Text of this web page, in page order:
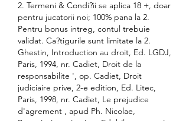
2. Termeni & Condi?ii se aplica 18 +, doar
pentru jucatorii noi; 100% pana la 2.
Pentru bonus intreg, contul trebuie
validat. Ca?tigurile sunt limitate la 2.
Ghestin, Introduction au droit, Ed. LGDJ,
Paris, 1994, nr. Cadiet, Droit de la
responsabilite ', op. Cadiet, Droit
judiciaire prive, 2-e edition, Ed. Litec,
Paris, 1998, nr. Cadiet, Le prejudice
d'agrement , apud Ph. Nicolae,